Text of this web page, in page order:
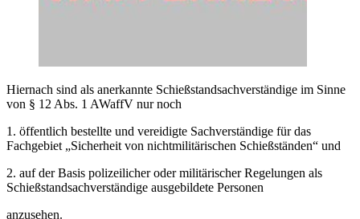
Hiernach sind als anerkannte Schießstandsachverständige im Sinne
von § 12 Abs. 1 AWaffV nur noch
1. öffentlich bestellte und vereidigte Sachverständige für das
Fachgebiet „Sicherheit von nichtmilitärischen Schießständen“ und
2. auf der Basis polizeilicher oder militärischer Regelungen als
Schießstandsachverständige ausgebildete Personen
anzusehen.